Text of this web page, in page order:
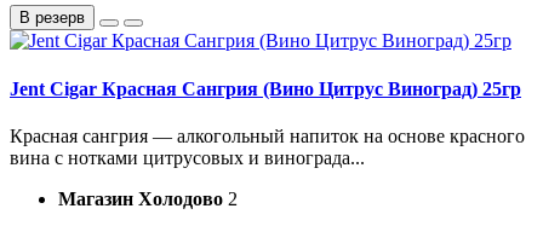
В резерв
Jent Cigar Красная Сангрия (Вино Цитрус Виноград) 25гр
Красная сангрия — алкогольный напиток на основе красного
вина с нотками цитрусовых и винограда...
Магазин Холодово 2